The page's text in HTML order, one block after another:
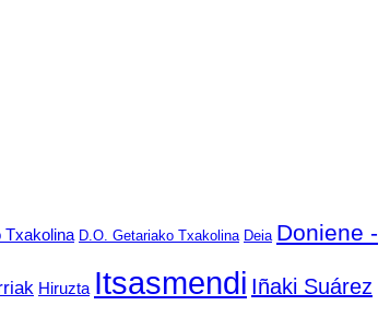
Txakolina D.O. Getariako Txakolina Deia Doniene -
Hiruzta Itsasmendi Iñaki Suárez